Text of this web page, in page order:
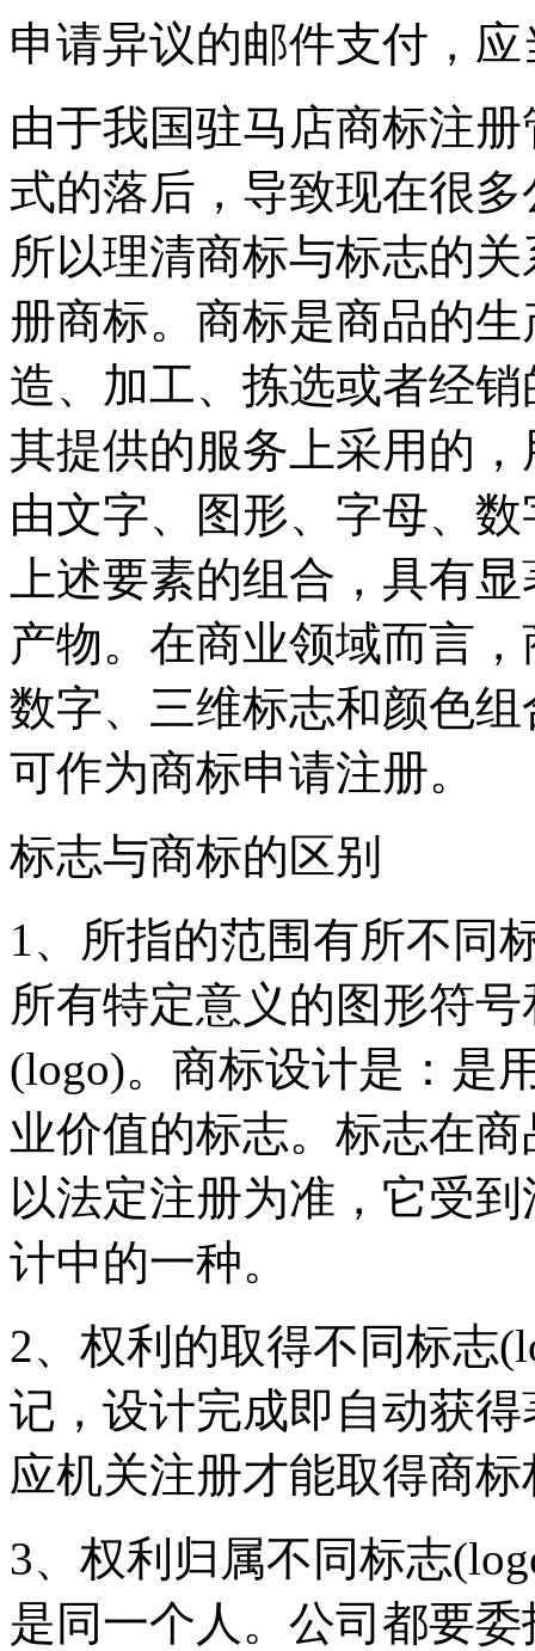
申请异议的邮件支付，
由于我国驻马店商标注
式的落后，导致现在很
所以理清商标与标志的
册商标。商标是商品的
造、加工、拣选或者经
其提供的服务上采用的
由文字、图形、字母、
上述要素的组合，具有
产物。在商业领域而言
数字、三维标志和颜色
可作为商标申请注册。
标志与商标的区别
1、所指的范围有所不同
所有特定意义的图形符
(logo)。商标设计是：是
业价值的标志。标志在
以法定注册为准，它受
计中的一种。
2、权利的取得不同标志
记，设计完成即自动获
应机关注册才能取得商标
3、权利归属不同标志
是同一个人。公司都要